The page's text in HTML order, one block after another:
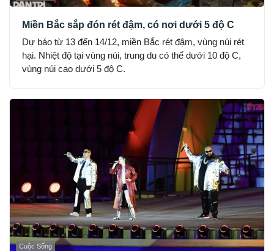
Miền Bắc sắp đón rét đậm, có nơi dưới 5 độ C
Dự báo từ 13 đến 14/12, miền Bắc rét đậm, vùng núi rét
hại. Nhiệt độ tại vùng núi, trung du có thể dưới 10 độ C,
vùng núi cao dưới 5 độ C.
Cuộc Sống